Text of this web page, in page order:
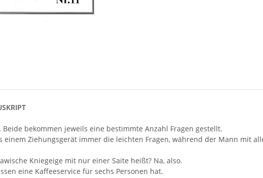
bekommen jeweils eine bestimmte Anzahl Fragen gestellt.
einem Ziehungsgerät immer die leichten Fragen, während der Mann mit
Kniegeige mit nur einer Saite heißt? Na, also.
eine Kaffeeservice für sechs Personen hat.